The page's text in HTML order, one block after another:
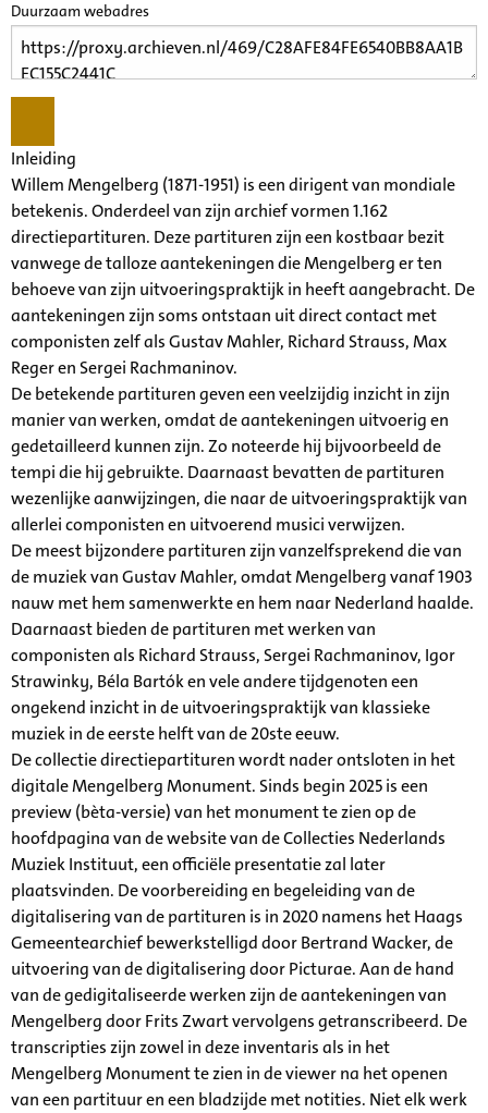
Duurzaam webadres
Inleiding
Willem Mengelberg (1871-1951) is een dirigent van mondiale
betekenis. Onderdeel van zijn archief vormen 1.162
directiepartituren. Deze partituren zijn een kostbaar bezit
vanwege de talloze aantekeningen die Mengelberg er ten
behoeve van zijn uitvoeringspraktijk in heeft aangebracht. De
aantekeningen zijn soms ontstaan uit direct contact met
componisten zelf als Gustav Mahler, Richard Strauss, Max
Reger en Sergei Rachmaninov.
De betekende partituren geven een veelzijdig inzicht in zijn
manier van werken, omdat de aantekeningen uitvoerig en
gedetailleerd kunnen zijn. Zo noteerde hij bijvoorbeeld de
tempi die hij gebruikte. Daarnaast bevatten de partituren
wezenlijke aanwijzingen, die naar de uitvoeringspraktijk van
allerlei componisten en uitvoerend musici verwijzen.
De meest bijzondere partituren zijn vanzelfsprekend die van
de muziek van Gustav Mahler, omdat Mengelberg vanaf 1903
nauw met hem samenwerkte en hem naar Nederland haalde.
Daarnaast bieden de partituren met werken van
componisten als Richard Strauss, Sergei Rachmaninov, Igor
Strawinky, Béla Bartók en vele andere tijdgenoten een
ongekend inzicht in de uitvoeringspraktijk van klassieke
muziek in de eerste helft van de 20ste eeuw.
De collectie directiepartituren wordt nader ontsloten in het
digitale Mengelberg Monument. Sinds begin 2025 is een
preview (bèta-versie) van het monument te zien op de
hoofdpagina van de website van de Collecties Nederlands
Muziek Instituut, een officiële presentatie zal later
plaatsvinden. De voorbereiding en begeleiding van de
digitalisering van de partituren is in 2020 namens het Haags
Gemeentearchief bewerkstelligd door Bertrand Wacker, de
uitvoering van de digitalisering door Picturae. Aan de hand
van de gedigitaliseerde werken zijn de aantekeningen van
Mengelberg door Frits Zwart vervolgens getranscribeerd. De
transcripties zijn zowel in deze inventaris als in het
Mengelberg Monument te zien in de viewer na het openen
van een partituur en een bladzijde met notities. Niet elk werk